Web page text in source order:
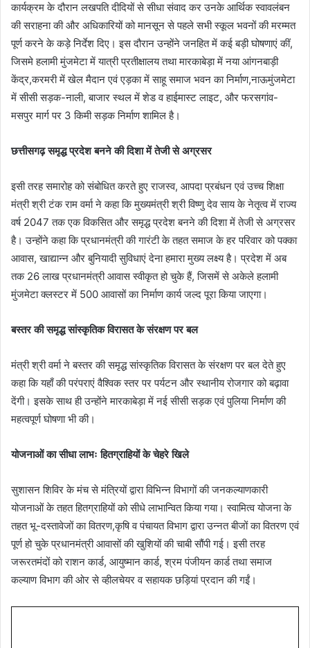
कार्यक्रम के दौरान लखपति दीदियों से सीधा संवाद कर उनके आर्थिक स्वावलंबन
की सराहना की और अधिकारियों को मानसून से पहले सभी स्कूल भवनों की मरम्मत
पूर्ण करने के कड़े निर्देश दिए। इस दौरान उन्होंने जनहित में कई बड़ी घोषणाएं कीं,
जिसमे ​हलामी मुंजमेटा में यात्री प्रतीक्षालय तथा मारकाबेड़ा में नया आंगनबाड़ी
केंद्र,​करमरी में खेल मैदान एवं एड़का में साहू समाज भवन का निर्माण,​नाऊमुंजमेटा
में सीसी सड़क-नाली, बाजार स्थल में शेड व हाईमास्ट लाइट, और फरसगांव-
मसपुर मार्ग पर 3 किमी सड़क निर्माण शामिल है।
छत्तीसगढ़ समृद्ध प्रदेश बनने की दिशा में तेजी से अग्रसर
इसी तरह समारोह को संबोधित करते हुए राजस्व, आपदा प्रबंधन एवं उच्च शिक्षा
मंत्री श्री टंक राम वर्मा ने कहा कि मुख्यमंत्री श्री विष्णु देव साय के नेतृत्व में राज्य
वर्ष 2047 तक एक विकसित और समृद्ध प्रदेश बनने की दिशा में तेजी से अग्रसर
है। उन्होंने कहा कि प्रधानमंत्री की गारंटी के तहत समाज के हर परिवार को पक्का
आवास, खाद्यान्न और बुनियादी सुविधाएं देना हमारा मुख्य लक्ष्य है। प्रदेश में अब
तक 26 लाख प्रधानमंत्री आवास स्वीकृत हो चुके हैं, जिसमें से अकेले हलामी
मुंजमेटा क्लस्टर में 500 आवासों का निर्माण कार्य जल्द पूरा किया जाएगा।
बस्तर की समृद्ध सांस्कृतिक विरासत के संरक्षण पर बल
मंत्री ​श्री वर्मा ने बस्तर की समृद्ध सांस्कृतिक विरासत के संरक्षण पर बल देते हुए
कहा कि यहाँ की परंपराएं वैश्विक स्तर पर पर्यटन और स्थानीय रोजगार को बढ़ावा
देंगी। इसके साथ ही उन्होंने मारकाबेड़ा में नई सीसी सड़क एवं पुलिया निर्माण की
महत्वपूर्ण घोषणा भी की।
​योजनाओं का सीधा लाभः हितग्राहियों के चेहरे खिले
सुशासन शिविर के मंच से मंत्रियों द्वारा विभिन्न विभागों की जनकल्याणकारी
योजनाओं के तहत हितग्राहियों को सीधे लाभान्वित किया गया।​ स्वामित्व योजना के
तहत भू-दस्तावेजों का वितरण,​कृषि व पंचायत विभाग द्वारा उन्नत बीजों का वितरण एवं
पूर्ण हो चुके प्रधानमंत्री आवासों की खुशियों की चाबी सौंपी गई। इसी तरह
जरूरतमंदों को राशन कार्ड, आयुष्मान कार्ड, श्रम पंजीयन कार्ड तथा समाज
कल्याण विभाग की ओर से व्हीलचेयर व सहायक छड़ियां प्रदान की गईं।